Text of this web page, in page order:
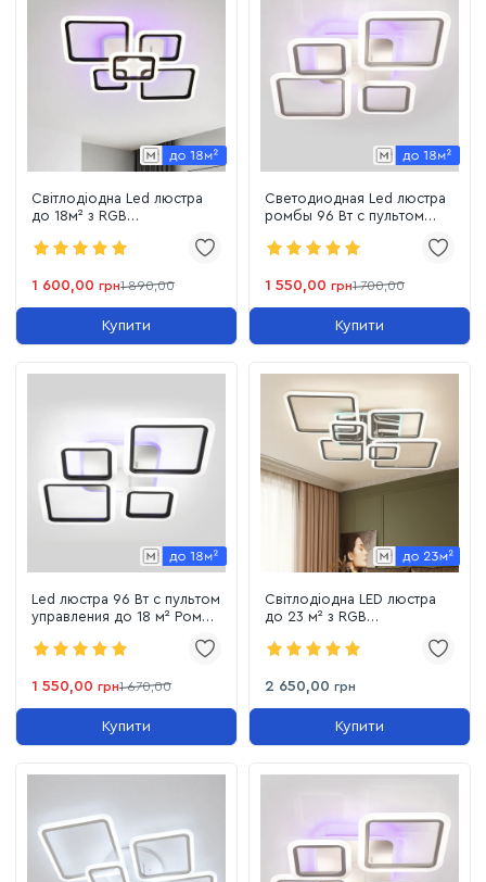
Світлодіодна Led люстра
до 18м² з RGB
(1140/2+3 Bk)
1 600,00 грн1 890,00
Купити
Светодиодная Led люстра
ромбы 96 Вт с пультом
(1127/2+2 Wh)
1 550,00 грн1 700,00
Купити
Led люстра 96 Вт с пультом
управления до 18 м² Ромбы
1 550,00 грн1 670,00
Купити
Світлодіодна LED люстра
до 23 м² з RGB
OVAL RGB 120W
2 650,00 грн
Купити